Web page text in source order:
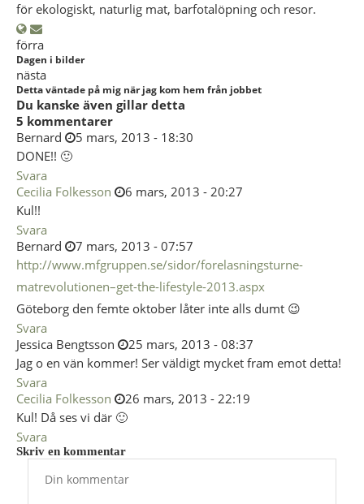
för ekologiskt, naturlig mat, barfotalöpning och resor.
förra
Dagen i bilder
nästa
Detta väntade på mig när jag kom hem från jobbet
Du kanske även gillar detta
5 kommentarer
Bernard
5 mars, 2013 - 18:30
DONE!! 🙂
Svara
Cecilia Folkesson
6 mars, 2013 - 20:27
Kul!!
Svara
Bernard
7 mars, 2013 - 07:57
http://www.mfgruppen.se/sidor/forelasningsturne-
matrevolutionen–get-the-lifestyle-2013.aspx
Göteborg den femte oktober låter inte alls dumt 😉
Svara
Jessica Bengtsson
25 mars, 2013 - 08:37
Jag o en vän kommer! Ser väldigt mycket fram emot detta!
Svara
Cecilia Folkesson
26 mars, 2013 - 22:19
Kul! Då ses vi där 🙂
Svara
Skriv en kommentar